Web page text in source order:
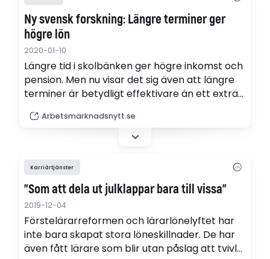
Ny svensk forskning: Längre terminer ger
högre lön
2020-01-10
Längre tid i skolbänken ger högre inkomst och
pension. Men nu visar det sig även att längre
terminer är betydligt effektivare än ett extra
mest. Det framgår av ny forskning baserad på
Arbetsmarknadsnytt.se
Karriärtjänster
”Som att dela ut julklappar bara till vissa”
2019-12-04
Förstelärarreformen och lärarlönelyftet har
inte bara skapat stora löneskillnader. De har
även fått lärare som blir utan påslag att tvivla